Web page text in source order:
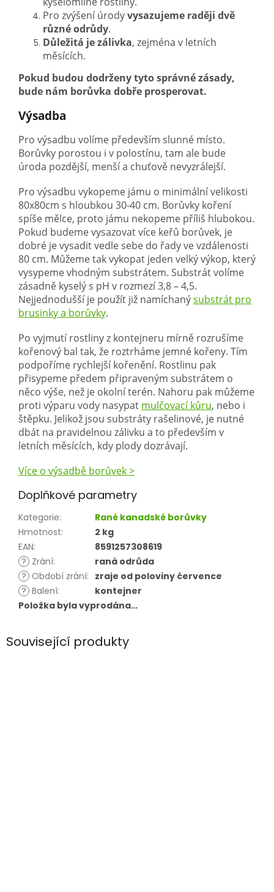
Pro zvýšení úrodyvysazujeme raději dvě
různé odrůdy.
Důležitá je zálivka, zejména v letních
měsících.
Pokud budou dodrženy tyto správné zásady,
bude nám borůvka dobře prosperovat.
Výsadba
Pro výsadbu volíme především slunné místo.
Borůvky porostou i v polostínu, tam ale bude
úroda pozdější, menší a chuťově nevyzrálejší.
Pro výsadbu vykopeme jámu o minimální velikosti
80x80cm s hloubkou 30-40 cm. Borůvky koření
spíše mělce, proto jámu nekopeme příliš hlubokou.
Pokud budeme vysazovat více keřů borůvek, je
dobré je vysadit vedle sebe do řady ve vzdálenosti
80 cm. Můžeme tak vykopat jeden velký výkop, který
vysypeme vhodným substrátem. Substrát volíme
zásadně kyselý s pH v rozmezí 3,8 – 4,5.
Nejjednodušší je použít již namíchanýsubstrát pro
brusinky a borůvky.
Po vyjmutí rostliny z kontejneru mírně rozrušíme
kořenový bal tak, že roztrháme jemné kořeny. Tím
podpoříme rychlejší kořenění. Rostlinu pak
přisypeme předem připraveným substrátem o
něco výše, než je okolní terén. Nahoru pak můžeme
proti výparu vody nasypat mulčovací kůru, nebo i
štěpku. Jelikož jsou substráty rašelinové, je nutné
dbát na pravidelnou zálivku a to především v
letních měsících, kdy plody dozrávají.
Více o výsadbě borůvek >
Doplňkové parametry
Kategorie:
Rané kanadské borůvky
Hmotnost:
2 kg
EAN:
8591257308619
? Zrání:
raná odrůda
? Období zrání: zraje od poloviny července
? Balení:
kontejner
Položka byla vyprodána…
Související produkty